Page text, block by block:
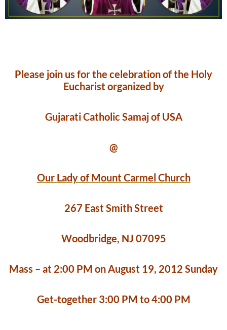
Please join us for the celebration of the Holy
Eucharist organized by
Gujarati Catholic Samaj of USA
@
Our Lady of Mount Carmel Church
267 East Smith Street
Woodbridge, NJ 07095
Mass – at 2:00 PM on August 19, 2012 Sunday
Get-together 3:00 PM to 4:00 PM